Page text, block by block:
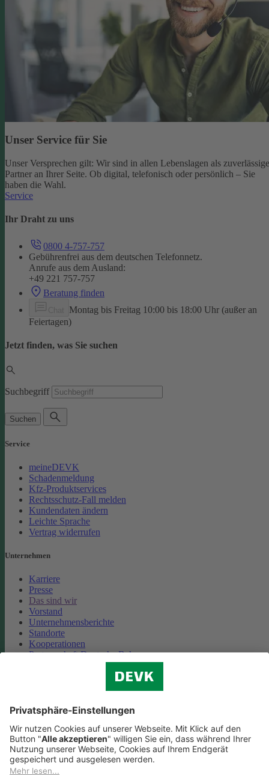
Unser Service für Sie
Unser Versprechen gilt: Wir sind in allen Lebenslagen als
Partner an Ihrer Seite. Ob digital, telefonisch oder persönlich – Sie
haben die Wahl.
Service
Ihr Draht zu uns
0800 4-757-757
Gebührenfrei aus dem deutschen Telefonnetz.
Anrufe aus dem Ausland:
+49 221 757-757
Beratung finden
Montag bis Freitag 10:00 bis 18:00 Uhr (außer an
Feiertagen)
Jetzt finden, was Sie suchen
Suchbegriff
Suchen
Service
meineDEVK
Schadenmeldung
Kfz-Produktservices
Rechtsschutz-Fall melden
Kundendaten ändern
Leichte Sprache
Vertrag widerrufen
Unternehmen
Karriere
Presse
Das sind wir
Vorstand
Unternehmensberichte
Standorte
Kooperationen
Partnerschaft Deutsche Bahn
Cookie-Einstellungen
Datenschutz